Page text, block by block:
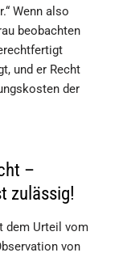
Wenn also
beobachten
und er Recht
der
–
zulässig!
dem Urteil vom
von